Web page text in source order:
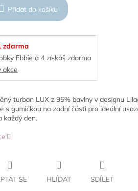
Přidat do košíku
zdarma
Ebbie a 4 získáš zdarma
akce
turban LUX z 95% bavlny v designu
s gumičkou na zadní části pro ideální
každý den.
SE HLÍDAT SDÍLET